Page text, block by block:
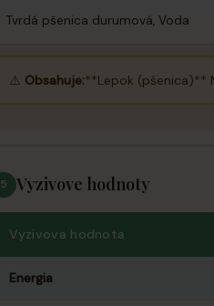
Tvrdá pšenica durumová, Voda
⚠️ Obsahuje:**Lepok (pšenica)**
5 Vyzivove hodnoty
Vyzivova hodnota
Energia